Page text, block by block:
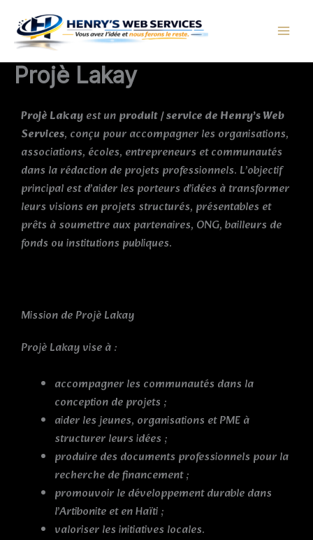
contenu
Projè Lakay
Projè Lakayest unproduit / service de Henry’s Web
Services, conçu pour accompagner les organisations,
associations, écoles, entrepreneurs et communautés
dans la rédaction de projets professionnels. L’objectif
principal est d’aider les porteurs d’idées à transformer
leurs visions en projets structurés, présentables et
prêts à soumettre aux partenaires, ONG, bailleurs de
fonds ou institutions publiques.
Mission de Projè Lakay
Projè Lakay vise à :
accompagner les communautés dans la
conception de projets ;
aider les jeunes, organisations et PME à
structurer leurs idées ;
produire des documents professionnels pour la
recherche de financement ;
promouvoir le développement durable dans
l’Artibonite et en Haïti ;
valoriser les initiatives locales.